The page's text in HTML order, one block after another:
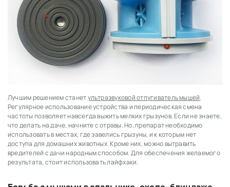
Лучшим решением станетультразвуковой отпугиватель мышей.
Регулярное использование устройства и периодическая смена
частоты позволяет навсегда выжить мелких грызунов. Если не знаете,
что делать на даче, начните с отравы. Но, препарат необходимо
использовать в местах, где завелись грызуны, и к которым нет
доступа для домашних животных. Кроме них, можно вытравить
вредителей с дачи народным способом. Для обеспечения желаемого
результата, стоит использовать лайфхаки.